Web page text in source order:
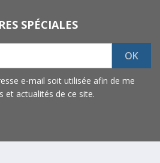
SPÉCIALES
e-mail soit utilisée afin de me
et actualités de ce site.